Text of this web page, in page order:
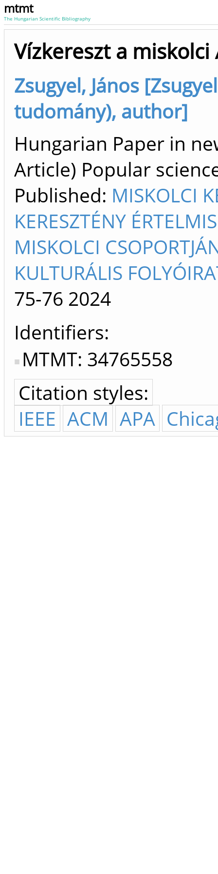
mtmt
The Hungarian Scientific Bibliography
Vízkereszt a
Zsugyel, János
tudomány), author]
Hungarian Paper in
Article) Popular
Published: MISKOLCI
KERESZTÉNY
MISKOLCI
KULTURÁLIS
75-76 2024
Identifiers
MTMT: 34765558
Citation styles:
IEEE ACM APA